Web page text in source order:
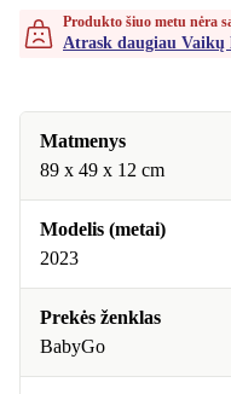
Produkto šiuo metu nėra
Atrask daugiau Vaikų
Matmenys
89 x 49 x 12 cm
Modelis (metai)
2023
Prekės ženklas
BabyGo